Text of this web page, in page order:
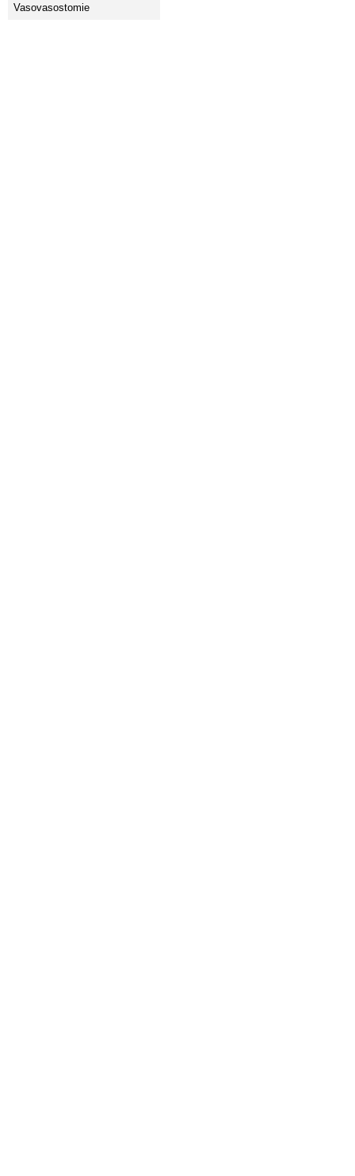
Vasovasostomie